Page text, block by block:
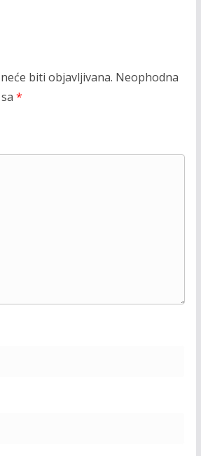
biti objavljivana. Neophodna
*